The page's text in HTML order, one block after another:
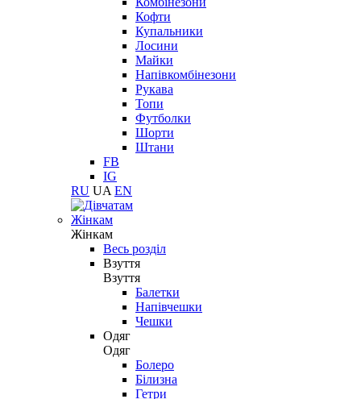
Кофти
Купальники
Лосини
Майки
Напівкомбінезони
Рукава
Топи
Футболки
Шорти
Штани
FB
IG
RU UA EN
Жінкам
Жінкам
Весь розділ
Взуття
Взуття
Балетки
Напівчешки
Чешки
Одяг
Одяг
Болеро
Білизна
Гетри